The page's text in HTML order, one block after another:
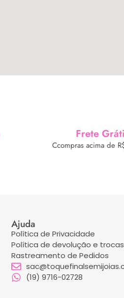
Frete
Ccompras acima de
Ajuda
Política de Privacidade
Política de devolução e trocas
Rastreamento de Pedidos
(19) 9716-02728